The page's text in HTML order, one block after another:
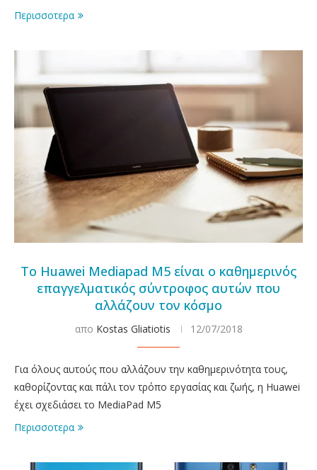
Περισσοτερα
Το Huawei Mediapad M5 είναι ο καθημερινός
επαγγελματικός σύντροφος αυτών που
αλλάζουν τον κόσμο
απο Kostas Gliatiotis 12/07/2018
Για όλους αυτούς που αλλάζουν την καθημερινότητα τους,
καθορίζοντας και πάλι τον τρόπο εργασίας και ζωής, η Huawei
έχει σχεδιάσει το MediaPad M5
Περισσοτερα